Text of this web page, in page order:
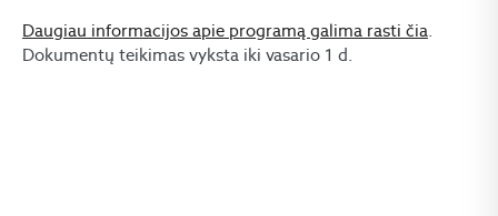
Daugiau informacijos apie programą galima rasti čia.
Dokumentų teikimas vyksta iki vasario 1 d.